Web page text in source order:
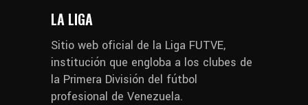
LA LIGA
Sitio web oficial de la Liga FUTVE,
institución que engloba a los clubes de
la Primera División del fútbol
profesional de Venezuela.